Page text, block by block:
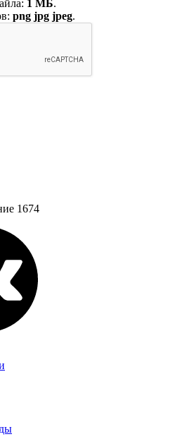
1 МБ.
png jpg jpeg.
1674